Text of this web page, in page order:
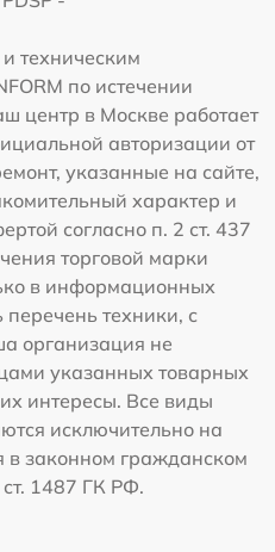
техническим
по истечении
центр в Москве работает
авторизации от
указанные на сайте,
характер и
согласно п. 2 ст. 437
торговой марки
в информационных
техники, с
организация не
указанных товарных
интересы. Все виды
исключительно на
в законном гражданском
ст. 1487 ГК РФ.